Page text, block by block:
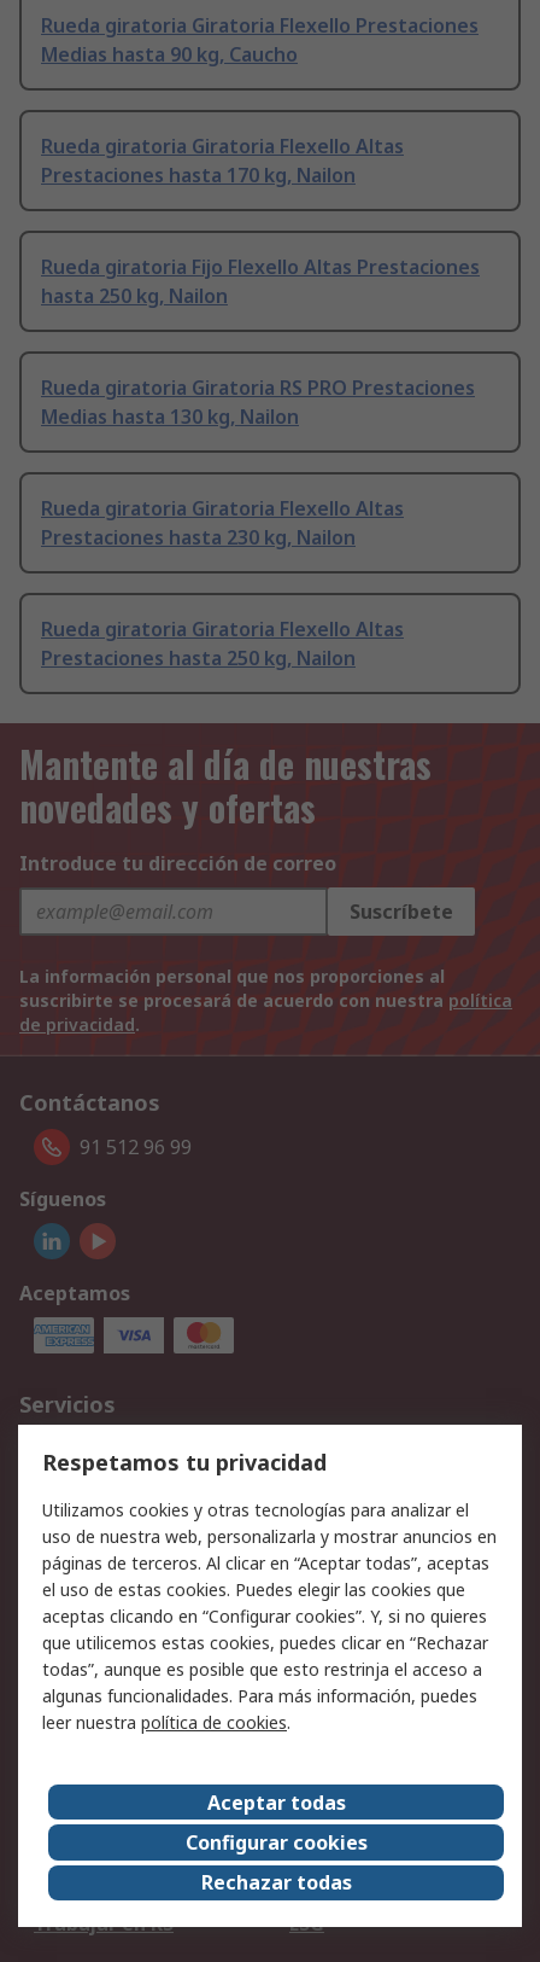
Rueda giratoria Giratoria Flexello Prestaciones
Medias hasta 90 kg, Caucho
Rueda giratoria Giratoria Flexello Altas
Prestaciones hasta 170 kg, Nailon
Rueda giratoria Fijo Flexello Altas Prestaciones
hasta 250 kg, Nailon
Rueda giratoria Giratoria RS PRO Prestaciones
Medias hasta 130 kg, Nailon
Rueda giratoria Giratoria Flexello Altas
Prestaciones hasta 230 kg, Nailon
Rueda giratoria Giratoria Flexello Altas
Prestaciones hasta 250 kg, Nailon
Mantente al día de nuestras
novedades y ofertas
Introduce tu dirección de correo
Suscríbete
La información personal que nos proporciones al
suscribirte se procesará de acuerdo con nuestra política
de privacidad.
Contáctanos
91 512 96 99
Síguenos
Aceptamos
Servicios
Cómo realizar pedidos
Devoluciones
Facturación y pago
Ofertas
Soporte técnico
Legal
Aviso legal
Política de privacidad -
Actualizada
Política sobre cookies
Seguridad de emails
Certificaciones de
Condiciones de venta
Acerca de RS
Acerca de RS
RS Group
RS en el mundo
Sala de prensa
Trabajar en RS
ESG
Respetamos tu privacidad
Utilizamos cookies y otras tecnologías para analizar el
uso de nuestra web, personalizarla y mostrar anuncios en
páginas de terceros. Al clicar en “Aceptar todas”, aceptas
el uso de estas cookies. Puedes elegir las cookies que
aceptas clicando en “Configurar cookies”. Y, si no quieres
que utilicemos estas cookies, puedes clicar en “Rechazar
todas”, aunque es posible que esto restrinja el acceso a
algunas funcionalidades. Para más información, puedes
leer nuestra política de cookies.
Aceptar todas
Configurar cookies
Rechazar todas